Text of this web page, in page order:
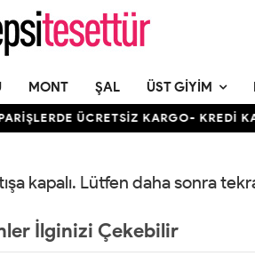
MONT ŞAL ÜST GIYIM
ÜCRETSİZ KARGO- KREDİ
kapalı. Lütfen daha sonra
İlginizi Çekebilir